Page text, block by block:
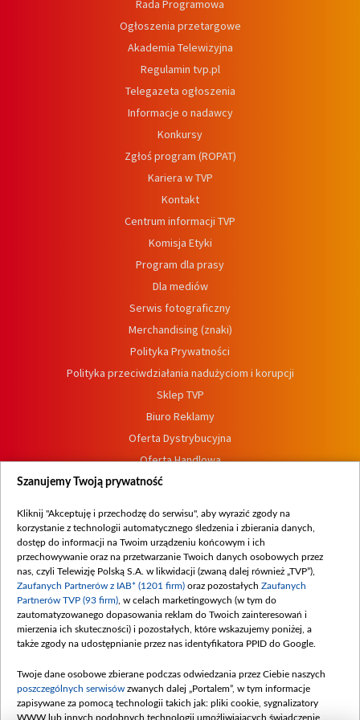
Rada Programowa
Ogłoszenia przetargowe
Akademia Telewizyjna
Regulamin tvp.pl
Telegazeta ogłoszenia
Informacje o nadawcy
Konkursy
Zgłoś program (ROPAT)
Kariera w TVP
Kontakt
Centrum informacji TVP
Komisja Etyki
Program dla prasy
Dla mediów
Serwis fotograficzny
Merchandising (znaki)
Polityka Prywatności
Polityka przeciwdziałania nadużyciom i korupcji
Sklep TVP
Biuro Reklamy
Oferta Dystrybucyjna
Oferta Handlowa
Dostępność
Procedura zgłoszeń wewnętrznych
Szanujemy Twoją prywatność
Kliknij "Akceptuję i przechodzę do serwisu", aby wyrazić zgody na
korzystanie z technologii automatycznego śledzenia i zbierania danych,
dostęp do informacji na Twoim urządzeniu końcowym i ich
przechowywanie oraz na przetwarzanie Twoich danych osobowych przez
nas, czyli Telewizję Polską S.A. w likwidacji (zwaną dalej również „TVP”),
Zaufanych Partnerów z IAB* (1201 firm) oraz pozostałych Zaufanych
Partnerów TVP (93 firm) , w celach marketingowych (w tym do
zautomatyzowanego dopasowania reklam do Twoich zainteresowań i
mierzenia ich skuteczności) i pozostałych, które wskazujemy poniżej, a
także zgody na udostępnianie przez nas identyfikatora PPID do Google.
Twoje dane osobowe zbierane podczas odwiedzania przez Ciebie naszych
poszczególnych serwisów zwanych dalej „Portalem”, w tym informacje
zapisywane za pomocą technologii takich jak: pliki cookie, sygnalizatory
WWW lub innych podobnych technologii umożliwiających świadczenie